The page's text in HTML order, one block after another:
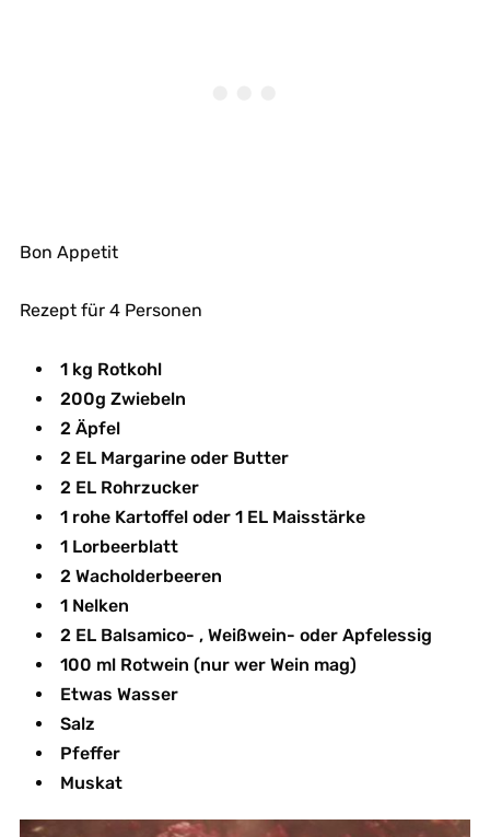
Bon Appetit
Rezept für 4 Personen
1 kg Rotkohl
200g Zwiebeln
2 Äpfel
2 EL Margarine oder Butter
2 EL Rohrzucker
1 rohe Kartoffel oder 1 EL Maisstärke
1 Lorbeerblatt
2 Wacholderbeeren
1 Nelken
2 EL Balsamico- , Weißwein- oder Apfelessig
100 ml Rotwein (nur wer Wein mag)
Etwas Wasser
Salz
Pfeffer
Muskat